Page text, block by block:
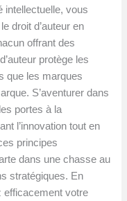
intellectuelle, vous
droit d’auteur en
offrant des
protège les
que les marques
S’aventurer dans
portes à la
l’innovation tout en
principes
dans une chasse au
stratégiques. En
votre